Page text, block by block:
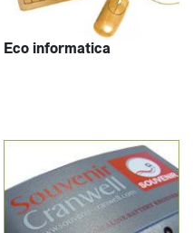
Eco informatica